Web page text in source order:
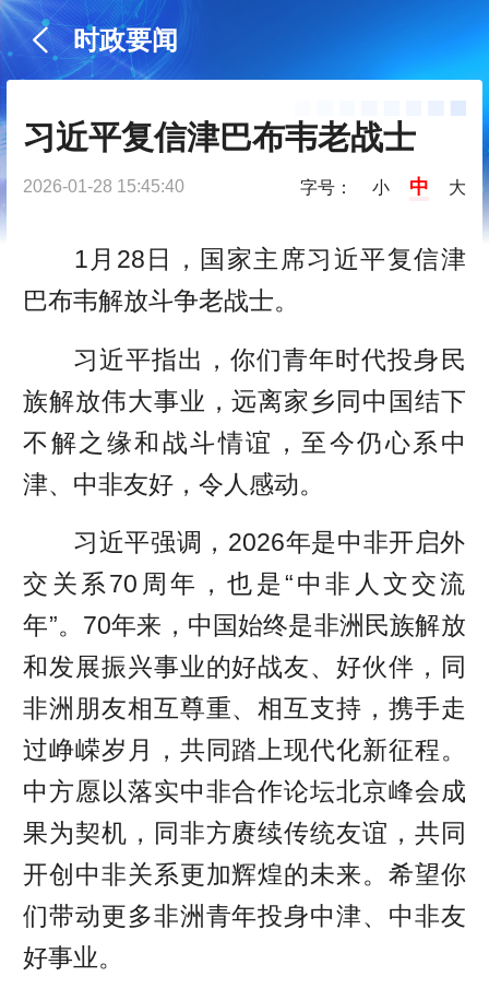
时政要闻
习近平复信津巴布韦老战士
2026-01-28 15:45:40 字号： 小 中 大
1月28日，国家主席习近平复信津
巴布韦解放斗争老战士。
习近平指出，你们青年时代投身民
族解放伟大事业，远离家乡同中国结下
不解之缘和战斗情谊，至今仍心系中
津、中非友好，令人感动。
习近平强调，2026年是中非开启外
交关系70周年，也是“中非人文交流
年”。70年来，中国始终是非洲民族解放
和发展振兴事业的好战友、好伙伴，同
非洲朋友相互尊重、相互支持，携手走
过峥嵘岁月，共同踏上现代化新征程。
中方愿以落实中非合作论坛北京峰会成
果为契机，同非方赓续传统友谊，共同
开创中非关系更加辉煌的未来。希望你
们带动更多非洲青年投身中津、中非友
好事业。